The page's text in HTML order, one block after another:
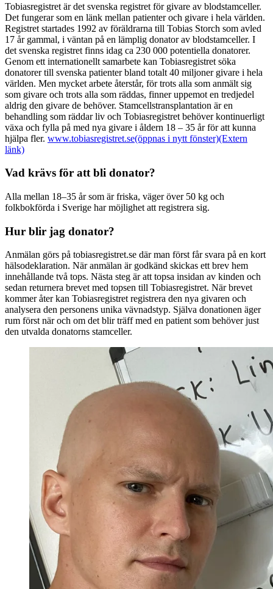
Tobiasregistret är det svenska registret för givare av blodstamceller.
Det fungerar som en länk mellan patienter och givare i hela världen.
Registret startades 1992 av föräldrarna till Tobias Storch som avled
17 år gammal, i väntan på en lämplig donator av blodstamceller. I
det svenska registret finns idag ca 230 000 potentiella donatorer.
Genom ett internationellt samarbete kan Tobiasregistret söka
donatorer till svenska patienter bland totalt 40 miljoner givare i hela
världen. Men mycket arbete återstår, för trots alla som anmält sig
som givare och trots alla som räddas, finner uppemot en tredjedel
aldrig den givare de behöver. Stamcellstransplantation är en
behandling som räddar liv och Tobiasregistret behöver kontinuerligt
växa och fylla på med nya givare i åldern 18 – 35 år för att kunna
hjälpa fler. www.tobiasregistret.se(öppnas i nytt fönster)(Extern
länk)
Vad krävs för att bli donator?
Alla mellan 18–35 år som är friska, väger över 50 kg och
folkbokförda i Sverige har möjlighet att registrera sig.
Hur blir jag donator?
Anmälan görs på tobiasregistret.se där man först får svara på en kort
hälsodeklaration. När anmälan är godkänd skickas ett brev hem
innehållande två tops. Nästa steg är att topsa insidan av kinden och
sedan returnera brevet med topsen till Tobiasregistret. När brevet
kommer åter kan Tobiasregistret registrera den nya givaren och
analysera den personens unika vävnadstyp. Själva donationen äger
rum först när och om det blir träff med en patient som behöver just
den utvalda donatorns stamceller.